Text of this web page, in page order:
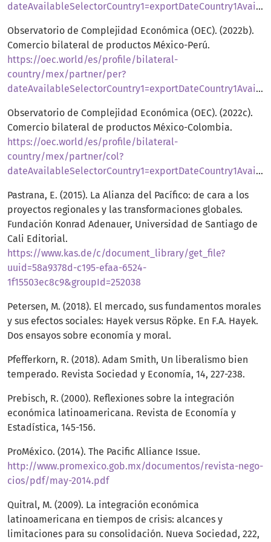
dateAvailableSelectorCountry1=exportDateCountry1Available16&dynamicBilateralTradeSelector=year2020
Observatorio de Complejidad Económica (OEC). (2022b).
Comercio bilateral de productos México-Perú.
https://oec.world/es/profile/bilateral-
country/mex/partner/per?
dateAvailableSelectorCountry1=exportDateCountry1Available16&dynamicBilateralTradeSelector=year2020
Observatorio de Complejidad Económica (OEC). (2022c).
Comercio bilateral de productos México-Colombia.
https://oec.world/es/profile/bilateral-
country/mex/partner/col?
dateAvailableSelectorCountry1=exportDateCountry1Available16&dynamicBilateralTradeSelector=year2020
Pastrana, E. (2015). La Alianza del Pacífico: de cara a los
proyectos regionales y las transformaciones globales.
Fundación Konrad Adenauer, Universidad de Santiago de
Cali Editorial.
https://www.kas.de/c/document_library/get_file?
uuid=58a9378d-c195-efaa-6524-
1f15503ec8c9&groupId=252038
Petersen, M. (2018). El mercado, sus fundamentos morales
y sus efectos sociales: Hayek versus Röpke. En F.A. Hayek.
Dos ensayos sobre economía y moral.
Pfefferkorn, R. (2018). Adam Smith, Un liberalismo bien
temperado. Revista Sociedad y Economía, 14, 227-238.
Prebisch, R. (2000). Reflexiones sobre la integración
económica latinoamericana. Revista de Economía y
Estadística, 145-156.
ProMéxico. (2014). The Pacific Alliance Issue.
http://www.promexico.gob.mx/documentos/revista-nego-
cios/pdf/may-2014.pdf
Quitral, M. (2009). La integración económica
latinoamericana en tiempos de crisis: alcances y
limitaciones para su consolidación. Nueva Sociedad, 222,